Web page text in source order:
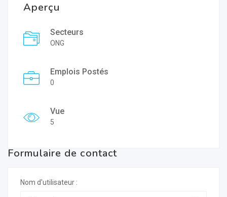
Aperçu
Secteurs
ONG
Emplois Postés
0
Vue
5
Formulaire de contact
Nom d'utilisateur :